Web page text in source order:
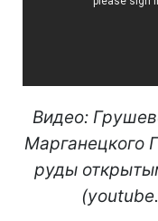
Видео:
Марганецкого
руды